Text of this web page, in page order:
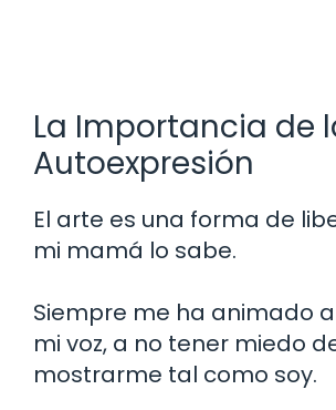
La Importancia de
Autoexpresión
El arte es una forma de
mi mamá lo sabe.
Siempre me ha animado
mi voz, a no tener miedo
mostrarme tal como soy.